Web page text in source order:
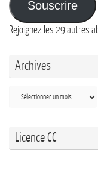
Souscrire
Rejoignez les 29 autres
Archives
Archives
Licence CC